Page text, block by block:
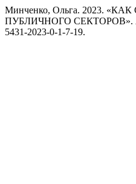
Минченко, Ольга. 2023.
ПУБЛИЧНОГО СЕКТОРОВ».
5431-2023-0-1-7-19.